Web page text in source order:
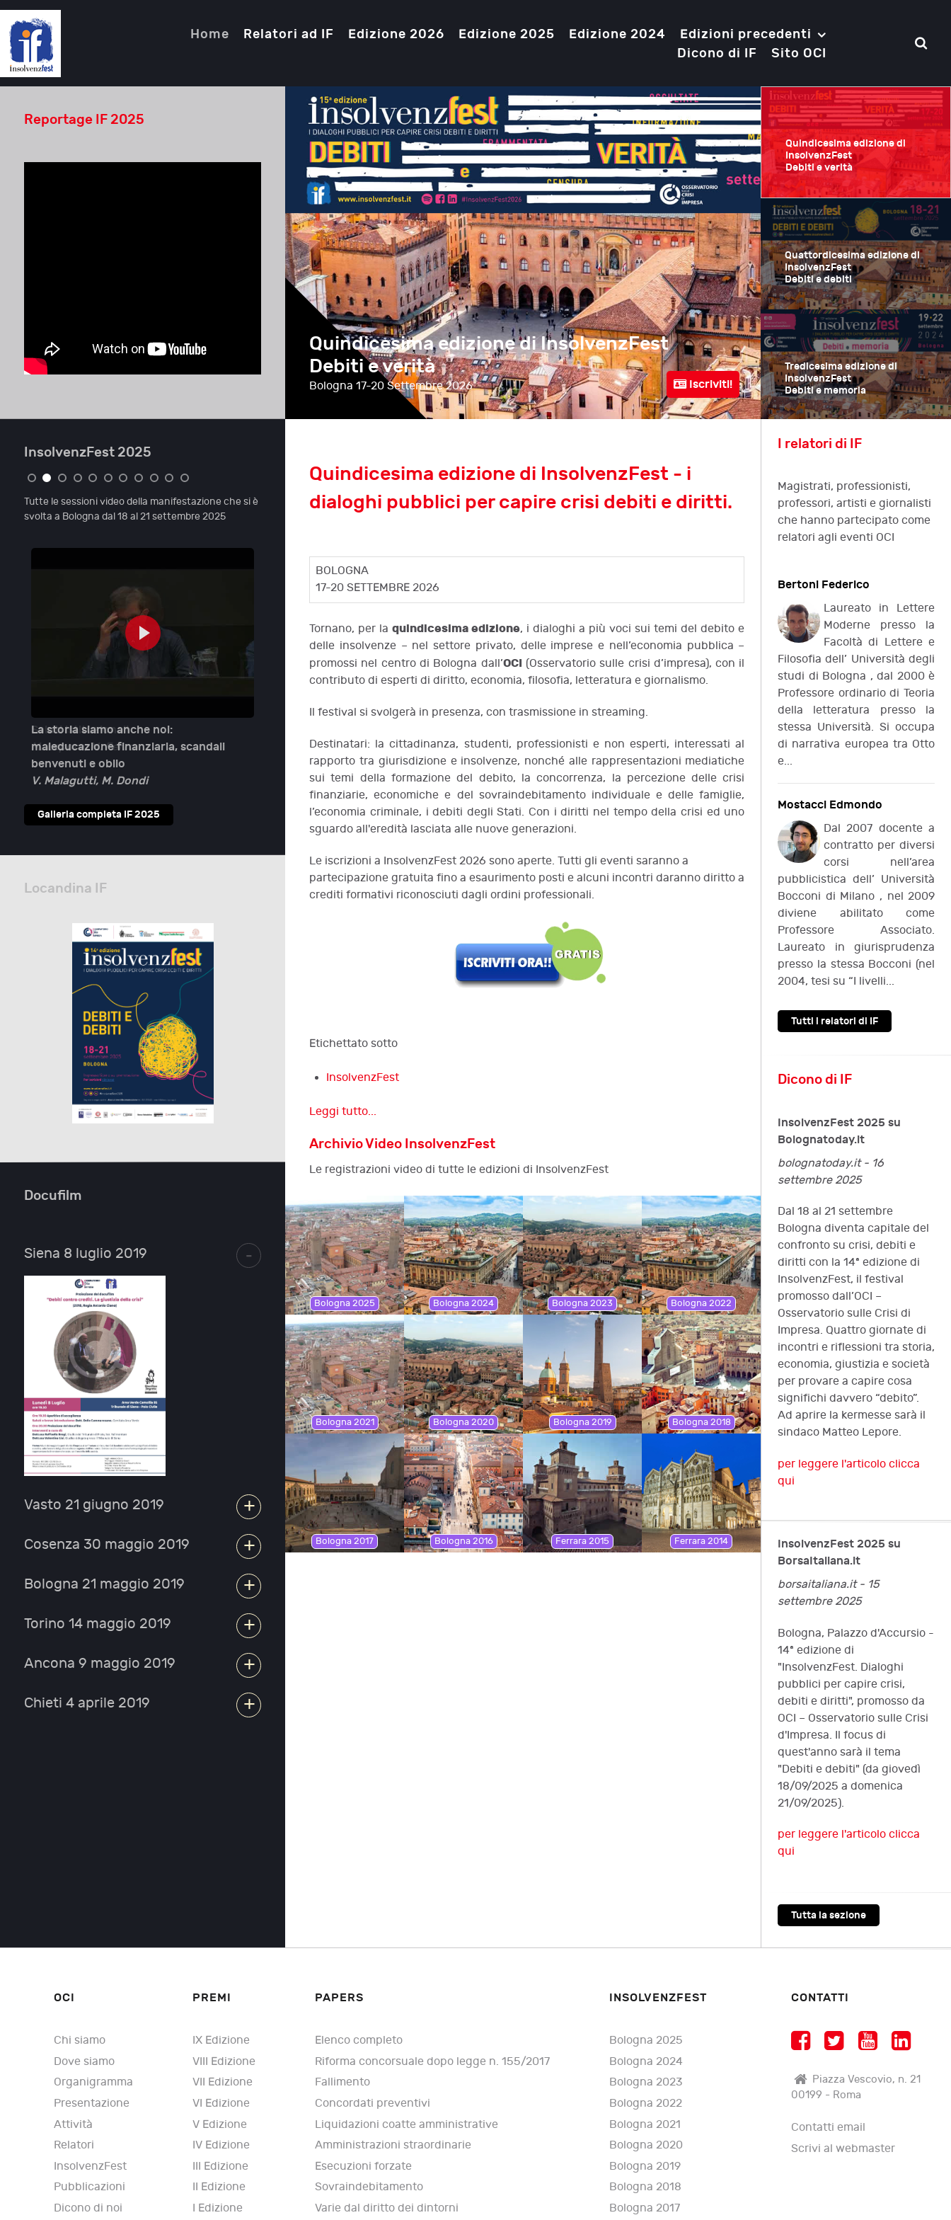
Home Relatori ad IF Edizione 2026 Edizione 2025 Edizione 2024
Edizioni precedenti
Dicono di IF
Sito OCI
Reportage IF 2025
Iscriviti!
Quindicesima edizione di InsolvenzFest
Debiti e verità
Bologna 17-20 Settembre 2026
Quattordicesima
Debiti e debiti
Bologna 18-21 Settembre 2025
Quindicesima edizione di
InsolvenzFest
Debiti e verità
Quattordicesima edizione di
InsolvenzFest
Debiti e debiti
Tredicesima edizione di
InsolvenzFest
Debiti e memoria
InsolvenzFest
Debiti e futuro
InsolvenzFest 2025
Tutte le sessioni video della manifestazione che si è
svolta a Bologna dal 18 al 21 settembre 2025
La storia siamo anche noi:
maleducazione finanziaria, scandali
benvenuti e oblio
V. Malagutti, M. Dondi
S. M. Ronco, B. Santacroce
E. Piacquaddio, A. Legnani Annichini, A.
Orlandi
Legge, morale e ordine nel lavoro di
prostituzione
A. Grossi, B. Giordano
Galleria completa IF 2025
Locandina IF
Docufilm
Siena 8 luglio 2019 -
Vasto 21 giugno 2019 +
Cosenza 30 maggio 2019 +
Bologna 21 maggio 2019 +
Torino 14 maggio 2019 +
Ancona 9 maggio 2019 +
Chieti 4 aprile 2019 +
Quindicesima edizione di InsolvenzFest - i
dialoghi pubblici per capire crisi debiti e diritti.
BOLOGNA
17-20 SETTEMBRE 2026
Tornano, per laquindicesima edizione, i dialoghi a più voci sui temi del debito e
delle insolvenze – nel settore privato, delle imprese e nell’economia pubblica –
promossi nel centro di Bologna dall’OCI (Osservatorio sulle crisi d’impresa), con il
contributo di esperti di diritto, economia, filosofia, letteratura e giornalismo.
Il festival si svolgerà in presenza, con trasmissione in streaming.
Destinatari: la cittadinanza, studenti, professionisti e non esperti, interessati al
rapporto tra giurisdizione e insolvenze, nonché alle rappresentazioni mediatiche
sui temi della formazione del debito, la concorrenza, la percezione delle crisi
finanziarie, economiche e del sovraindebitamento individuale e delle famiglie,
l’economia criminale, i debiti degli Stati. Con i diritti nel tempo della crisi ed uno
sguardo all'eredità lasciata alle nuove generazioni.
Le iscrizioni a InsolvenzFest 2026 sono aperte. Tutti gli eventi saranno a
partecipazione gratuita fino a esaurimento posti e alcuni incontri daranno diritto a
crediti formativi riconosciuti dagli ordini professionali.
Etichettato sotto
InsolvenzFest
Leggi tutto...
Archivio Video InsolvenzFest
Le registrazioni video di tutte le edizioni di InsolvenzFest
Bologna 2025
Bologna 2021
Bologna 2017
Bologna 2024
Bologna 2020
Bologna 2016
Bologna 2023
Bologna 2019
Ferrara 2015
Bologna 2022
Bologna 2018
Ferrara 2014
I relatori di IF
Magistrati, professionisti,
professori, artisti e giornalisti
che hanno partecipato come
relatori agli eventi OCI
Bertoni Federico
Laureato in Lettere
Moderne presso la
Facoltà di Lettere e
Filosofia dell’ Università degli
studi di Bologna , dal 2000 è
Professore ordinario di Teoria
della letteratura presso la
stessa Università. Si occupa
di narrativa europea tra Otto
e...
Mostacci Edmondo
Dal 2007 docente a
contratto per diversi
corsi nell’area
pubblicistica dell’ Università
Bocconi di Milano , nel 2009
diviene abilitato come
Professore Associato.
Laureato in giurisprudenza
presso la stessa Bocconi (nel
2004, tesi su “I livelli...
Tutti i relatori di IF
Dicono di IF
InsolvenzFest 2025 su
Bolognatoday.it
bolognatoday.it - 16
settembre 2025
Dal 18 al 21 settembre
Bologna diventa capitale del
confronto su crisi, debiti e
diritti con la 14ª edizione di
InsolvenzFest, il festival
promosso dall’OCI –
Osservatorio sulle Crisi di
Impresa. Quattro giornate di
incontri e riflessioni tra storia,
economia, giustizia e società
per provare a capire cosa
significhi davvero “debito”.
Ad aprire la kermesse sarà il
sindaco Matteo Lepore.
per leggere l'articolo clicca
qui
InsolvenzFest 2025 su
BorsaItaliana.it
borsaitaliana.it - 15
settembre 2025
Bologna, Palazzo d'Accursio -
14ª edizione di
"InsolvenzFest. Dialoghi
pubblici per capire crisi,
debiti e diritti", promosso da
OCI – Osservatorio sulle Crisi
d'Impresa. Il focus di
quest'anno sarà il tema
"Debiti e debiti" (da giovedì
18/09/2025 a domenica
21/09/2025).
per leggere l'articolo clicca
qui
Tutta la sezione
OCI
Chi siamo
Dove siamo
Organigramma
Presentazione
Attività
Relatori
InsolvenzFest
Pubblicazioni
Dicono di noi
PREMI
IX Edizione
VIII Edizione
VII Edizione
VI Edizione
V Edizione
IV Edizione
III Edizione
II Edizione
I Edizione
PAPERS
Elenco completo
Riforma concorsuale dopo legge n. 155/2017
Fallimento
Concordati preventivi
Liquidazioni coatte amministrative
Amministrazioni straordinarie
Esecuzioni forzate
Sovraindebitamento
Varie dal diritto dei dintorni
INSOLVENZFEST
Bologna 2025
Bologna 2024
Bologna 2023
Bologna 2022
Bologna 2021
Bologna 2020
Bologna 2019
Bologna 2018
Bologna 2017
CONTATTI
Piazza Vescovio, n. 21
00199 - Roma
Contatti email
Scrivi al webmaster